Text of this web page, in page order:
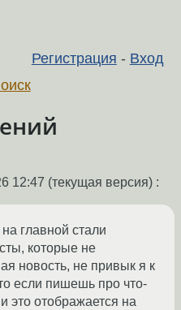
Регистрация - Вход
12:47 (текущая версия) :
главной стали
которые не
новость, не привык я к
если пишешь про что-
это отображается на